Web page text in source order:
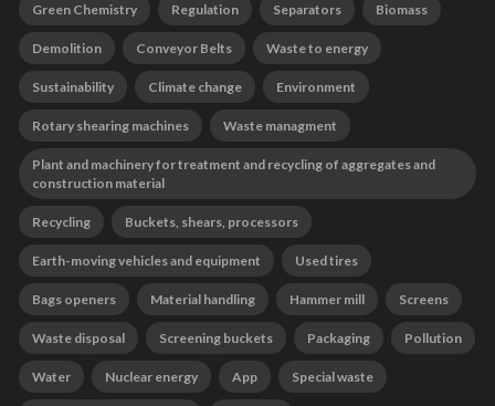
Green Chemistry Regulation Separators Biomass
Demolition Conveyor Belts Waste to energy
Sustainability Climate change Environment
Rotary shearing machines Waste managment
Plant and machinery for treatment and recycling of aggregates and
construction material
Recycling Buckets, shears, processors
Earth-moving vehicles and equipment Used tires
Bags openers Material handling Hammer mill Screens
Waste disposal Screening buckets Packaging Pollution
Water Nuclear energy App Special waste